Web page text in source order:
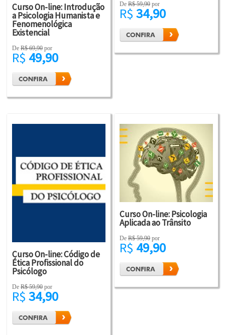
Curso On-line: Introdução
a Psicologia Humanista e
Fenomenológica
Existencial
De R$ 69,90 por
R$ 49,90
De R$ 59,90 por
R$ 34,90
Curso On-line: Código de
Ética Profissional do
Psicólogo
De R$ 59,90 por
R$ 34,90
Curso On-line: Psicologia
Aplicada ao Trânsito
De R$ 59,90 por
R$ 49,90